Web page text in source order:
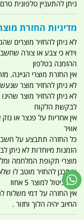
ניתן להתעניין טלפונית טרם ההזמנה
מדיניות החזרת
לא ניתן להחזיר מוצרים
וידא כי צבע או צורה
ההזמנה בטלפון
אין החזרת מוצרי הגיינה.
לא ניתן להחזיר מוצר
לא ניתן להחזיר מוצר
לבקשת הלקוח
אין אחריות על פנצר או
אוויר
כל החזרה תתבצע על
הזמנות מיוחדות לא ניתן
מוצרי תקופת המלחמה
ומתכנן להחזיר מוטב לו שלא
דמי ביטול למוצר 5 אחוז
אין החזרה על דמי
החיוב יהיה הלוך וחזור .